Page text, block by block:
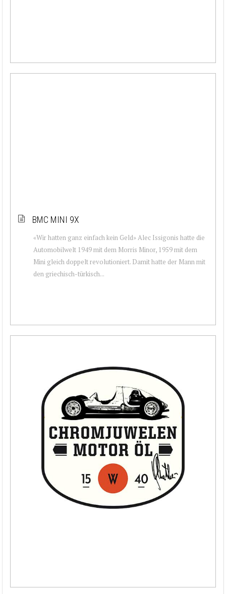
BMC MINI 9X
«Wir hatten ganz einfach kein Geld» Alec Issigonis hatte die
Automobilwelt 1949 mit dem Morris Minor, 1959 mit dem
Mini gleich doppelt revolutioniert. Damit hatte der Mann mit
den griechisch-türkisch...